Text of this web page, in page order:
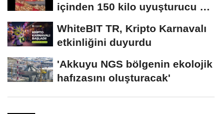
içinden 150 kilo uyuşturucu ele
WhiteBIT TR, Kripto Karnavalı
etkinliğini duyurdu
'Akkuyu NGS bölgenin ekolojik
hafızasını oluşturacak'